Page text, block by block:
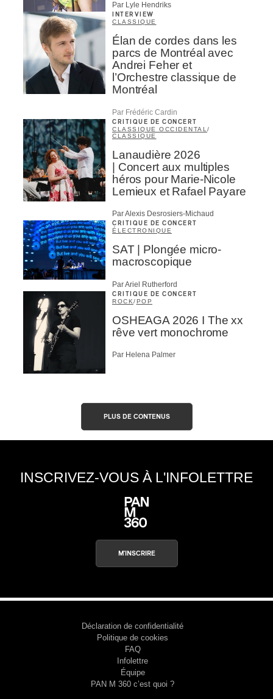
Par Lyle Hendriks
INTERVIEW
CLASSIQUE
Élan de cordes dans les
parcs de Montréal avec
Andrei Feher et
l’Orchestre classique de
Montréal
Par Frédéric Cardin
CRITIQUE DE CONCERT
CLASSIQUE OCCIDENTAL /
CLASSIQUE
Lanaudière 2026
| Concert aux multiples
héros pour Marie-Nicole
Lemieux et Rafael Payare
Par Alexis Desrosiers-Michaud
CRITIQUE DE CONCERT
ÉLECTRONIQUE
SAT | Plongée micro-
macroscopique
Par Ariel Rutherford
CRITIQUE DE CONCERT
ROCK/POP
OSHEAGA 2026 I The xx
rêve vert monochrome
Par Helena Palmer
PLUS DE CONTENUS
INSCRIVEZ-VOUS À L'INFOLETTRE
M'INSCRIRE
Déclaration de confidentialité
Politique de cookies
FAQ
Infolettre
Équipe
PAN M 360 c’est quoi ?